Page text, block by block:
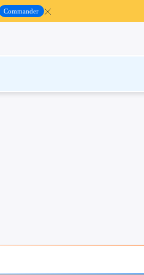
Commander